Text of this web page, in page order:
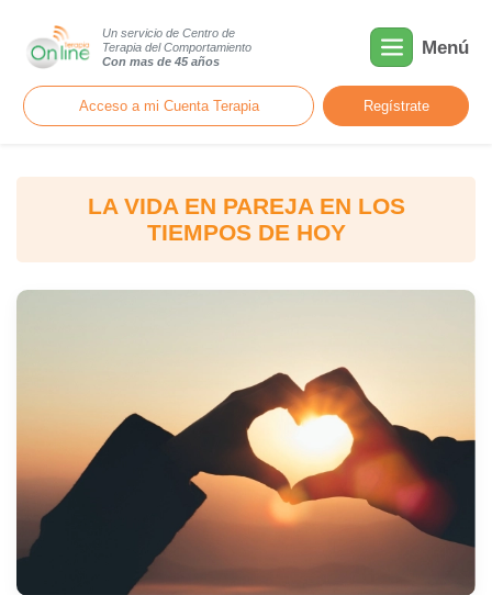
Un servicio de Centro de
Terapia del Comportamiento
Con mas de 45 años
Menú
Acceso a mi Cuenta Terapia Regístrate
LA VIDA EN PAREJA EN LOS
TIEMPOS DE HOY